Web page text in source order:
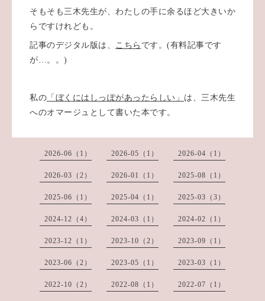
そもそも三木先生が、わたしの手に余るほど大きいか
らですけれども。
記事のデジタル版は、 こちら です。(有料記事です
が…。。)
私の 「ぼくにはしっぽがあったらしい」 は、三木先生
へのオマージュとして書いた本です。
2026-06（1） 2026-05（1） 2026-04（1）
2026-03（2） 2026-01（1） 2025-08（1）
2025-06（1） 2025-04（1） 2025-03（3）
2024-12（4） 2024-03（1） 2024-02（1）
2023-12（1） 2023-10（2） 2023-09（1）
2023-06（2） 2023-05（1） 2023-03（1）
2022-10（2） 2022-08（1） 2022-07（1）